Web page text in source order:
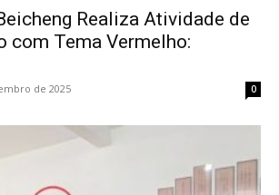
Realiza Atividade de
com Tema Vermelho:
de 2025 0